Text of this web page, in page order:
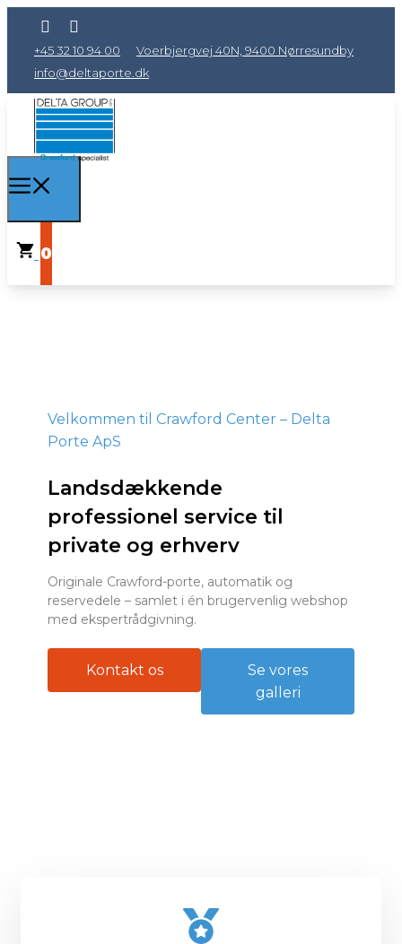
+45 32 10 94 00
Voerbjergvej 40N, 9400 Nørresundby
info@deltaporte.dk
0
Velkommen til Crawford Center – Delta
Porte ApS
Landsdækkende
professionel service til
private og erhverv
Originale Crawford-porte, automatik og
reservedele – samlet i én brugervenlig webshop
med ekspert­rådgivning.
Kontakt os
Se vores
galleri